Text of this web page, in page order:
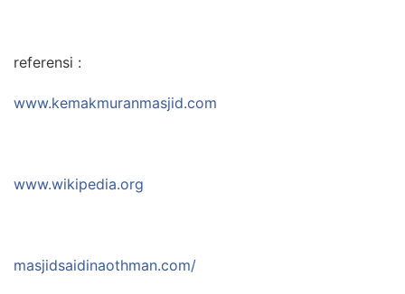
referensi :
www.kemakmuranmasjid.com
www.wikipedia.org
masjidsaidinaothman.com/